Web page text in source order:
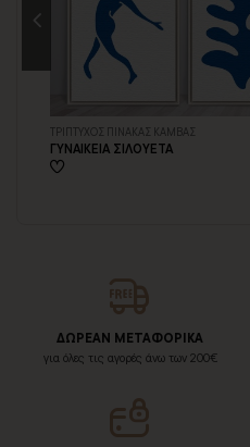
ΤΡΙΠΤΥΧΟΣ ΠΙΝΑΚΑΣ ΚΑΜΒΑΣ
ΓΥΝΑΙΚΕΙΑ ΣΙΛΟΥΕΤΑ
ΔΩΡΕΑΝ ΜΕΤΑΦΟΡΙΚΑ
για όλες τις αγορές άνω των 200€